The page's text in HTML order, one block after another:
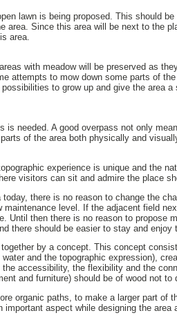
lawn is being proposed. This should
area. Since this area will be next to the
area.
with meadow will be preserved as
attempts to mow down some parts of
to grow up and give the area a
is needed. A good overpass not only
of the area both physically and
experience is unique and the
visitors can sit and admire the place
there is no reason to change the
level. If the adjacent field
Until then there is no reason to propose
there should be easier to stay and enjoy
by a concept. This concept
and the topographic expression),
accessibility, the flexibility and the
and furniture) should be of wood not to
organic paths, to make a larger part of
aspect while designing the area